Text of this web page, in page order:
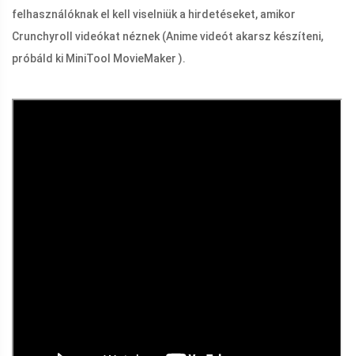
felhasználóknak el kell viselniük a hirdetéseket, amikor
Crunchyroll videókat néznek (Anime videót akarsz készíteni,
próbáld ki MiniTool MovieMaker ).